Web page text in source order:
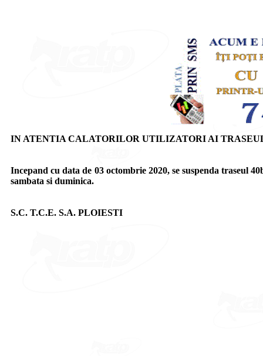
IN ATENTIA CALATORILOR UTILIZATORI AI
Incepand cu data de 03 octombrie 2020, se suspenda traseul
sambata si duminica.
S.C. T.C.E. S.A. PLOIESTI